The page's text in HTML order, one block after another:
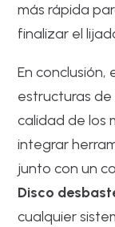
más rápida
finalizar el
En conclusión,
estructuras
calidad de los
integrar
junto con un
Disco
cualquier